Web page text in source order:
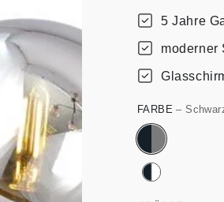
5 Jahre
moderner
FARBE–